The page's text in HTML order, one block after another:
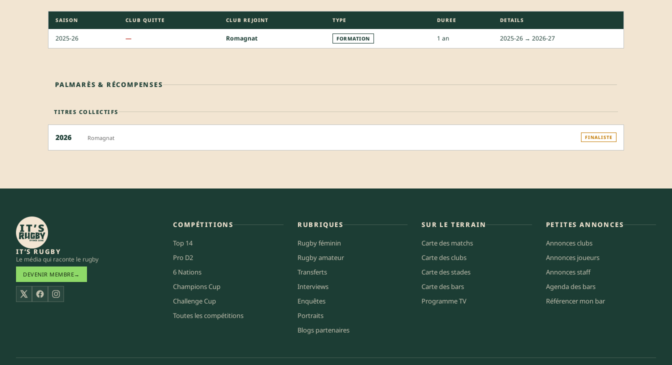
SAISON CLUB QUITTE CLUB REJOINT TYPE DUREE DETAILS
2025-26 — Romagnat FORMATION 1 an 2025-26 → 2026-27
PALMARÈS & RÉCOMPENSES
TITRES COLLECTIFS
2026 Romagnat FINALISTE
IT’S RUGBY
Le média qui raconte le rugby
DEVENIR MEMBRE→
X FacebookInstagram
COMPÉTITIONS
Top 14
Pro D2
6 Nations
Champions Cup
Challenge Cup
Toutes les compétitions
RUBRIQUES
Rugby féminin
Rugby amateur
Transferts
Interviews
Enquêtes
Portraits
Blogs partenaires
SUR LE TERRAIN
Carte des matchs
Carte des clubs
Carte des stades
Carte des bars
Programme TV
PETITES ANNONCES
Annonces clubs
Annonces joueurs
Annonces staff
Agenda des bars
Référencer mon bar